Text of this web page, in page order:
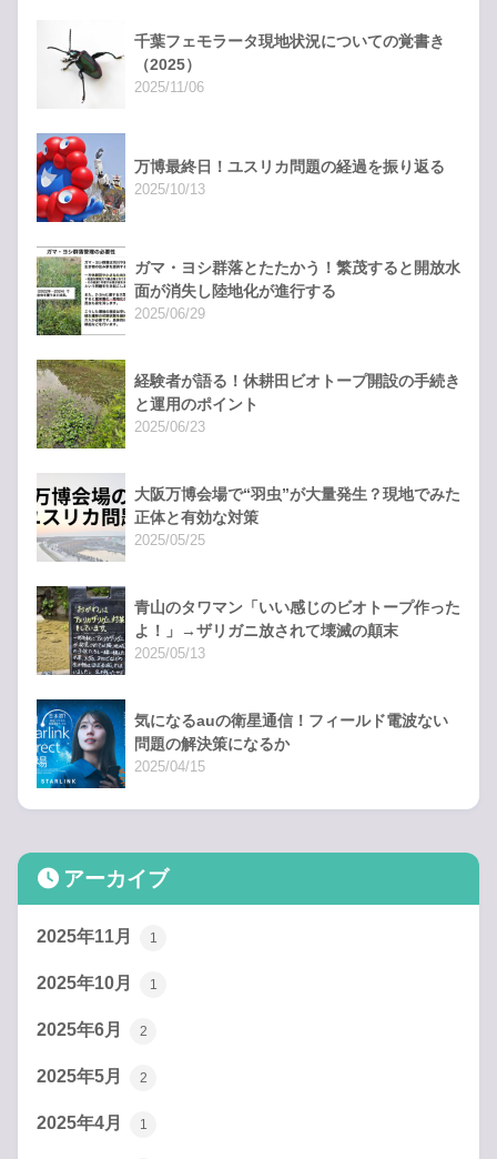
千葉フェモラータ現地状況についての覚書き
（2025）
2025/11/06
万博最終日！ユスリカ問題の経過を振り返る
2025/10/13
ガマ・ヨシ群落とたたかう！繁茂すると開放水
面が消失し陸地化が進行する
2025/06/29
経験者が語る！休耕田ビオトープ開設の手続き
と運用のポイント
2025/06/23
大阪万博会場で“羽虫”が大量発生？現地でみた
正体と有効な対策
2025/05/25
青山のタワマン「いい感じのビオトープ作った
よ！」→ザリガニ放されて壊滅の顛末
2025/05/13
気になるauの衛星通信！フィールド電波ない
問題の解決策になるか
2025/04/15
アーカイブ
2025年11月 1
2025年10月 1
2025年6月 2
2025年5月 2
2025年4月 1